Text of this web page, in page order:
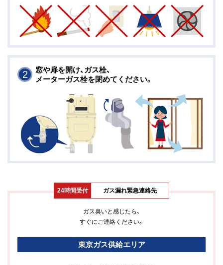
2
窓や扉を開け、ガス栓、
メーターガス栓を閉めてください。
24時間受付 ガス漏れ緊急連絡先
ガス臭いと感じたら、
すぐにご連絡ください。
東京ガス供給エリア